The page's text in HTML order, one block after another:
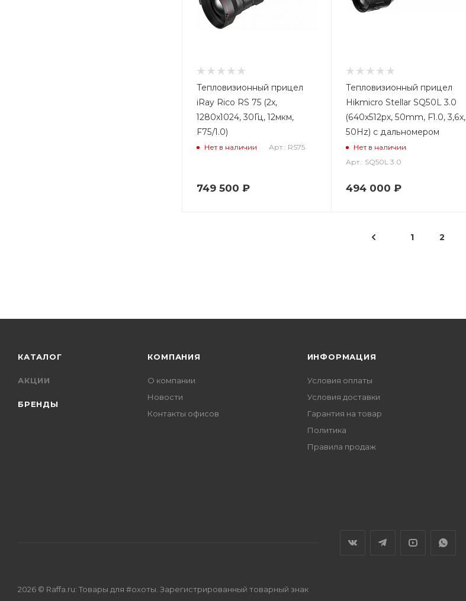
Тепловизионный прицел
iRay Rico RS 75 (2x,
1280x1024, 30Гц, 12мкм,
F75/1.0)
Нет в наличии Арт.: RS75
749 500 ₽
Тепловизионный прицел
Hikmicro Stellar SQ50L 3.0
(640x512px, 50mm, F1.0, 3,6x,
50Hz) с дальномером
Нет в наличии
Арт.: SQ50L 3.0
494 000 ₽
1 2
КАТАЛОГ
АКЦИИ
БРЕНДЫ
КОМПАНИЯ
О компании
Новости
Контакты офисов
ИНФОРМАЦИЯ
Условия оплаты
Условия доставки
Гарантия на товар
Политика
Правила продаж
2026 © Raffa.ru: Товары для #охоты. Зарегистрированный товарный знак